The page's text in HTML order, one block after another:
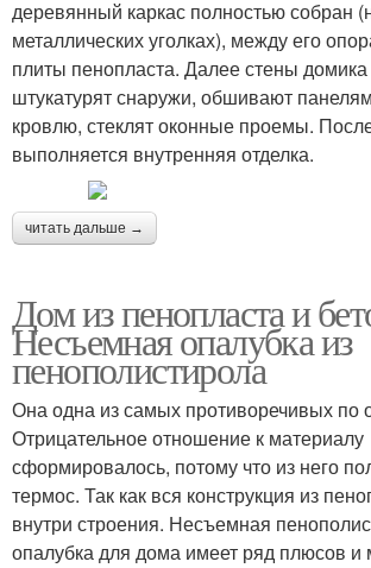
деревянный каркас полностью собран
металлических уголках), между его
плиты пенопласта. Далее стены
штукатурят снаружи, обшивают
кровлю, стеклят оконные проемы.
выполняется внутренняя отделка.
читать дальше →
Дом из пенопласта и
Несъемная опалубка из
пенополистирола
Она одна из самых противоречивых по
Отрицательное отношение к материалу
сформировалось, потому что из него
термос. Так как вся конструкция из
внутри строения. Несъемная
опалубка для дома имеет ряд плюсов и